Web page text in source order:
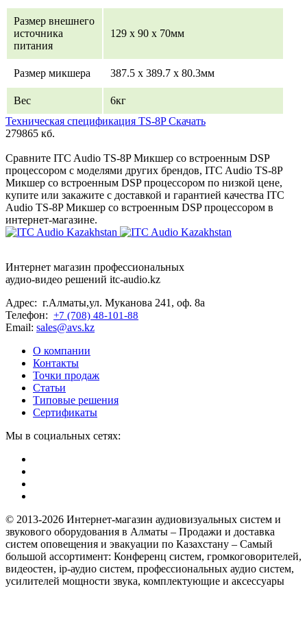
Размер внешнего
источника
питания
129 x 90 x 70мм
Размер микшера 387.5 х 389.7 х 80.3мм
Вес
6кг
Техническая спецификация TS-8P Скачать
279865 кб.
Сравните ITC Audio TS-8P Микшер со встроенным DSP
процессором с моделями других брендов, ITC Audio TS-8P
Микшер со встроенным DSP процессором по низкой цене,
купите или закажите с доставкой и гарантией качества ITC
Audio TS-8P Микшер со встроенным DSP процессором в
интернет-магазине.
Интернет магазин профессиональных
аудио-видео решений itc-audio.kz
Адрес: г.Алматы,ул. Муканова 241, оф. 8а
Телефон: +7 (708) 48-101-88
Email: sales@avs.kz
О компании
Контакты
Точки продаж
Статьи
Типовые решения
Сертификаты
Мы в социальных сетях:
© 2013-2026 Интернет-магазин аудиовизуальных систем и
звукового оборудования в Алматы – Продажи и доставка
систем оповещения и эвакуации по Казахстану – Самый
большой ассортимент: Конференц систем, громкоговорителей,
видеостен, ip-аудио систем, профессиональных аудио систем,
усилителей мощности звука, комплектующие и аксессуары